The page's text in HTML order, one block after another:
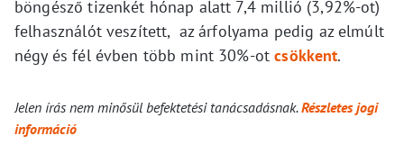
böngésző tizenkét hónap alatt 7,4 millió (3,92%-ot)
felhasználót veszített, az árfolyama pedig az elmúlt
négy és fél évben több mint 30%-otcsökkent.
Jelen írás nem minősül befektetési tanácsadásnak.Részletes jogi
információ